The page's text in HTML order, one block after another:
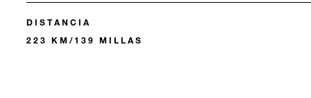
DISTANCIA
223 KM/139 MILLAS